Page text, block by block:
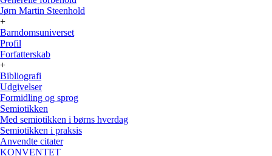
Jørn Martin Steenhold
+
Barndomsuniverset
Profil
Forfatterskab
+
Bibliografi
Udgivelser
Formidling og sprog
Semiotikken
Med semiotikken i børns hverdag
Semiotikken i praksis
Anvendte citater
KONVENTET